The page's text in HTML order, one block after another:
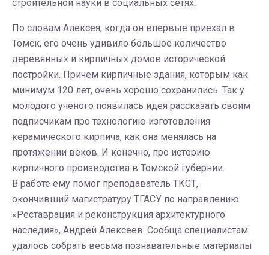
строительной науки в социальных сетях.
По словам Алексея, когда он впервые приехал в
Томск, его очень удивило большое количество
деревянных и кирпичных домов исторической
постройки. Причем кирпичные здания, которым как
минимум 120 лет, очень хорошо сохранились. Так у
молодого ученого появилась идея рассказать своим
подписчикам про технологию изготовления
керамического кирпича, как она менялась на
протяжении веков. И конечно, про историю
кирпичного производства в Томской губернии.
В работе ему помог преподаватель ТКСТ,
окончивший магистратуру ТГАСУ по направлению
«Реставрация и реконструкция архитектурного
наследия», Андрей Алексеев. Сообща специалистам
удалось собрать весьма познавательные материалы